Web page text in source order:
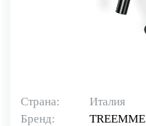
Страна:
Италия
Бренд:
TREEMME